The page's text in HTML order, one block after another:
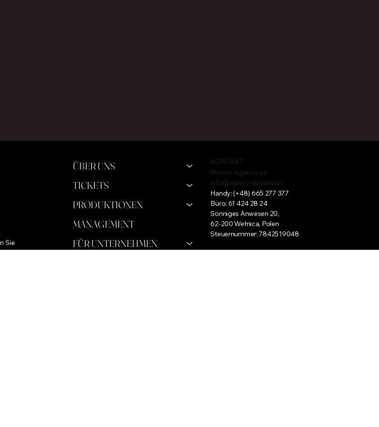
Sie
KONTAKT
Brussa Agency sc
info@agencjabrussa.pl
Handy:(+48) 665 277 377
Büro: 61 424 28 24
Sonniges Anwesen 20,
62-200 Wełnica, Polen
Steuernummer: 7842519048
ÜBER UNS
TICKETS
PRODUKTIONEN
MANAGEMENT
FÜR UNTERNEHMEN